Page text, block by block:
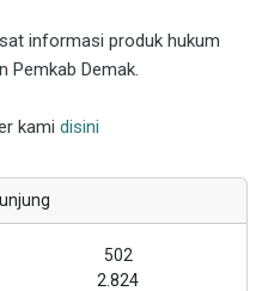
informasi produk hukum
Pemkab Demak.
kami disini
502
2.824